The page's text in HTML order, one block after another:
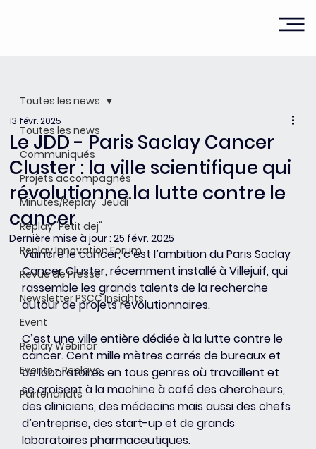
Toutes les news
Communiqués
Projets accompagnés
Minutes/Replay "Jeudi"
Replay "Petit dej"
Replay Innovation Forum
Revue de Presse
Newsletter PSCC Insights
Event
Replay Webinar
Events - Replays
Partenariats
Toutes les news
Le JDD - Paris Saclay Cancer
Cluster : la ville scientifique qui
révolutionne la lutte contre le
cancer
13 févr. 2025
Dernière mise à jour :25 févr. 2025
Vaincre le cancer, c’est l’ambition du Paris Saclay
Cancer Cluster, récemment installé à Villejuif, qui
rassemble les grands talents de la recherche
autour de projets révolutionnaires.
C’est une ville entière dédiée à la lutte contre le
cancer. Cent mille mètres carrés de bureaux et
de laboratoires en tous genres où travaillent et
se croisent à la machine à café des chercheurs,
des cliniciens, des médecins mais aussi des chefs
d’entreprise, des start-up et de grands
laboratoires pharmaceutiques.